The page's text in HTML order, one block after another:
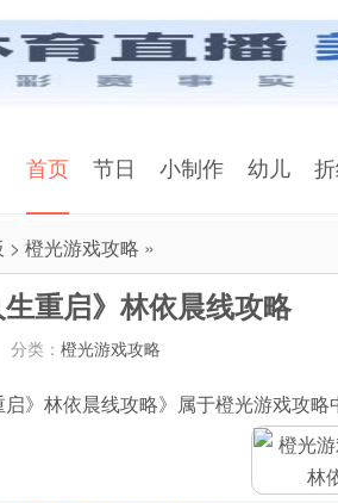
首页 节日 小制作 幼儿
> 橙光游戏攻略 »
重启》林依晨线攻略
分类： 橙光游戏攻略
启》林依晨线攻略》属于橙光游戏攻略